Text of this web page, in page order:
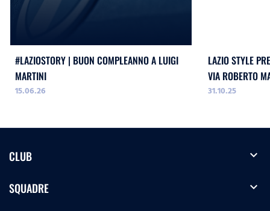
#LAZIOSTORY | BUON COMPLEANNO A LUIGI
MARTINI
15.06.26
LAZIO STYLE
VIA ROBERTO
31.10.25
CLUB expand_more
SQUADRE expand_more